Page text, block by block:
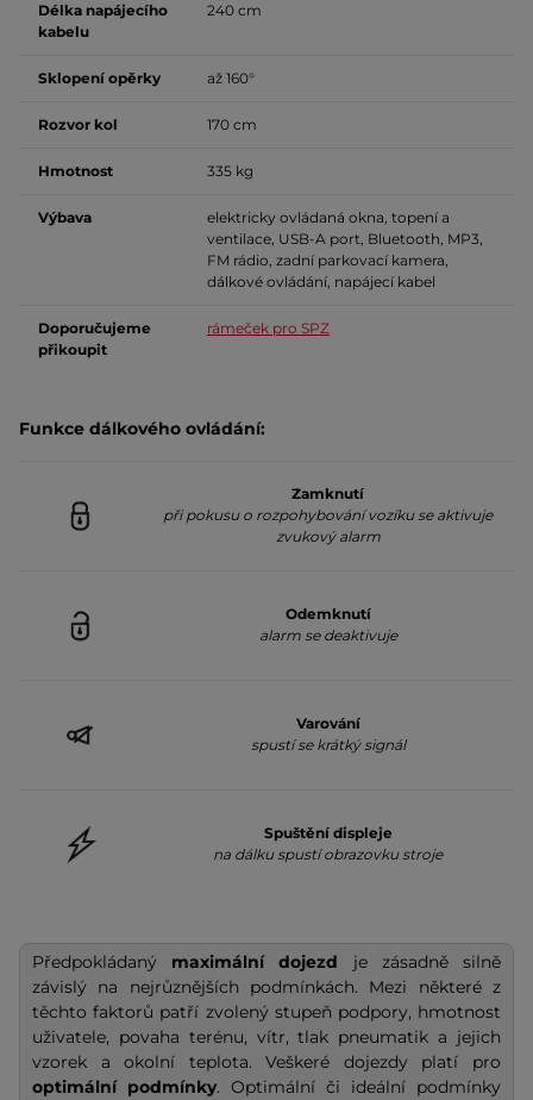
Délka napájecího
kabelu
240 cm
Sklopení opěrky až 160°
Rozvor kol 170 cm
Hmotnost 335 kg
Výbava
elektricky ovládaná okna, topení a
ventilace, USB-A port, Bluetooth, MP3,
FM rádio, zadní parkovací kamera,
dálkové ovládání, napájecí kabel
Doporučujeme
přikoupit
rámeček pro SPZ
Funkce dálkového ovládání:
Zamknutí
při pokusu o rozpohybování vozíku se aktivuje
zvukový alarm
Odemknutí
alarm se deaktivuje
Varování
spustí se krátký signál
Spuštění displeje
na dálku spustí obrazovku stroje
Předpokládaný maximální dojezd je zásadně silně
závislý na nejrůznějších podmínkách. Mezi některé z
těchto faktorů patří zvolený stupeň podpory, hmotnost
uživatele, povaha terénu, vítr, tlak pneumatik a jejich
vzorek a okolní teplota. Veškeré dojezdy platí pro
optimální podmínky. Optimální či ideální podmínky